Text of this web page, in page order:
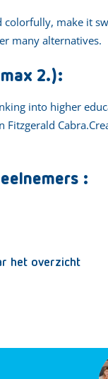
colorfully, make it
many alternatives.
2.):
into higher
Fitzgerald
:
het overzicht